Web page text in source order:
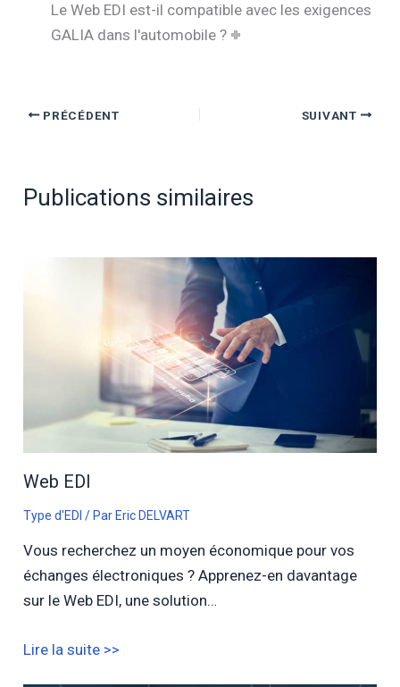
Le Web EDI est-il compatible avec les exigences
GALIA dans l'automobile ?
PRÉCÉDENT SUIVANT
Publications similaires
Web EDI
Type d'EDI / Par Eric DELVART
Vous recherchez un moyen économique pour vos
échanges électroniques ? Apprenez-en davantage
sur le Web EDI, une solution…
Lire la suite >>